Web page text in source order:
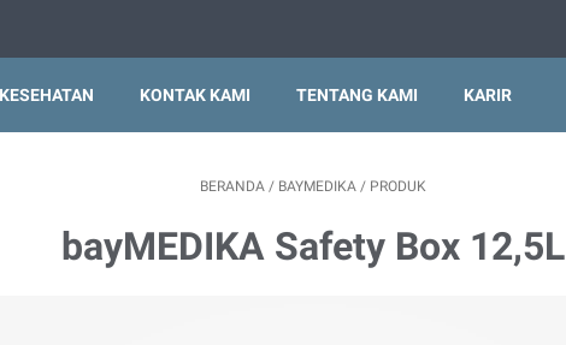
KONTAK KAMI TENTANG KAMI KARIR
BERANDA / BAYMEDIKA / PRODUK
bayMEDIKA Safety Box 12,5L